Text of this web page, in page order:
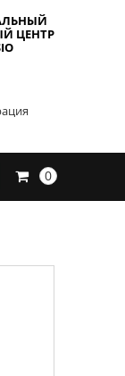
ЦЕНТР
0